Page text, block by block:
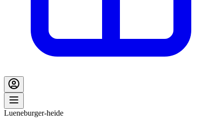
Lueneburger-heide